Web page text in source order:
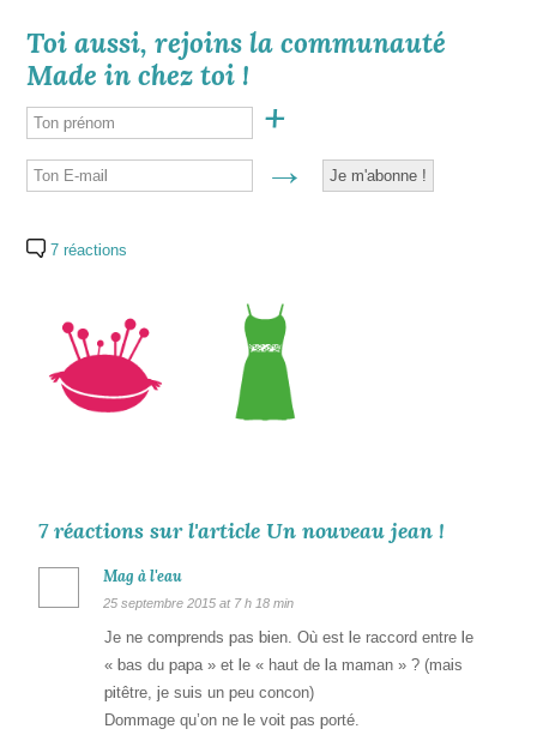
Toi aussi, rejoins la communauté
Made in chez toi !
7 réactions
7 réactions sur l'article Un nouveau jean !
Mag à l'eau
25 septembre 2015 at 7 h 18 min
Je ne comprends pas bien. Où est le raccord entre le
« bas du papa » et le « haut de la maman » ? (mais
pitêtre, je suis un peu concon)
Dommage qu’on ne le voit pas porté.